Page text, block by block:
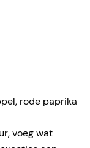
rode paprika
voeg wat